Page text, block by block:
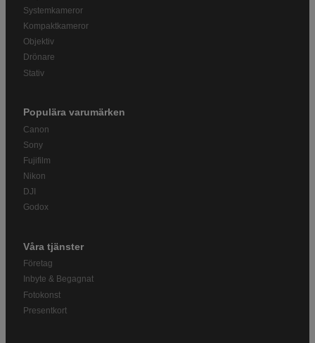
Systemkameror
Kompaktkameror
Objektiv
Drönare
Stativ
Populära varumärken
Canon
Sony
Fujifilm
Nikon
DJI
Godox
Våra tjänster
Företag
Inbyte & Begagnat
Fotokonst
Presentkort